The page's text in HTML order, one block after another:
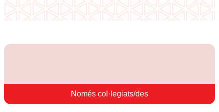
Només col·legiats/des